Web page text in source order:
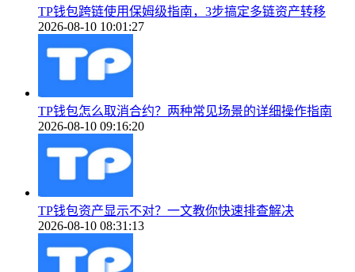
TP钱包跨链使用保姆级指南，3步搞定多链资产转移
2026-08-10 10:01:27
TP钱包怎么取消合约？两种常见场景的详细操作指南
2026-08-10 09:16:20
TP钱包资产显示不对？一文教你快速排查解决
2026-08-10 08:31:13